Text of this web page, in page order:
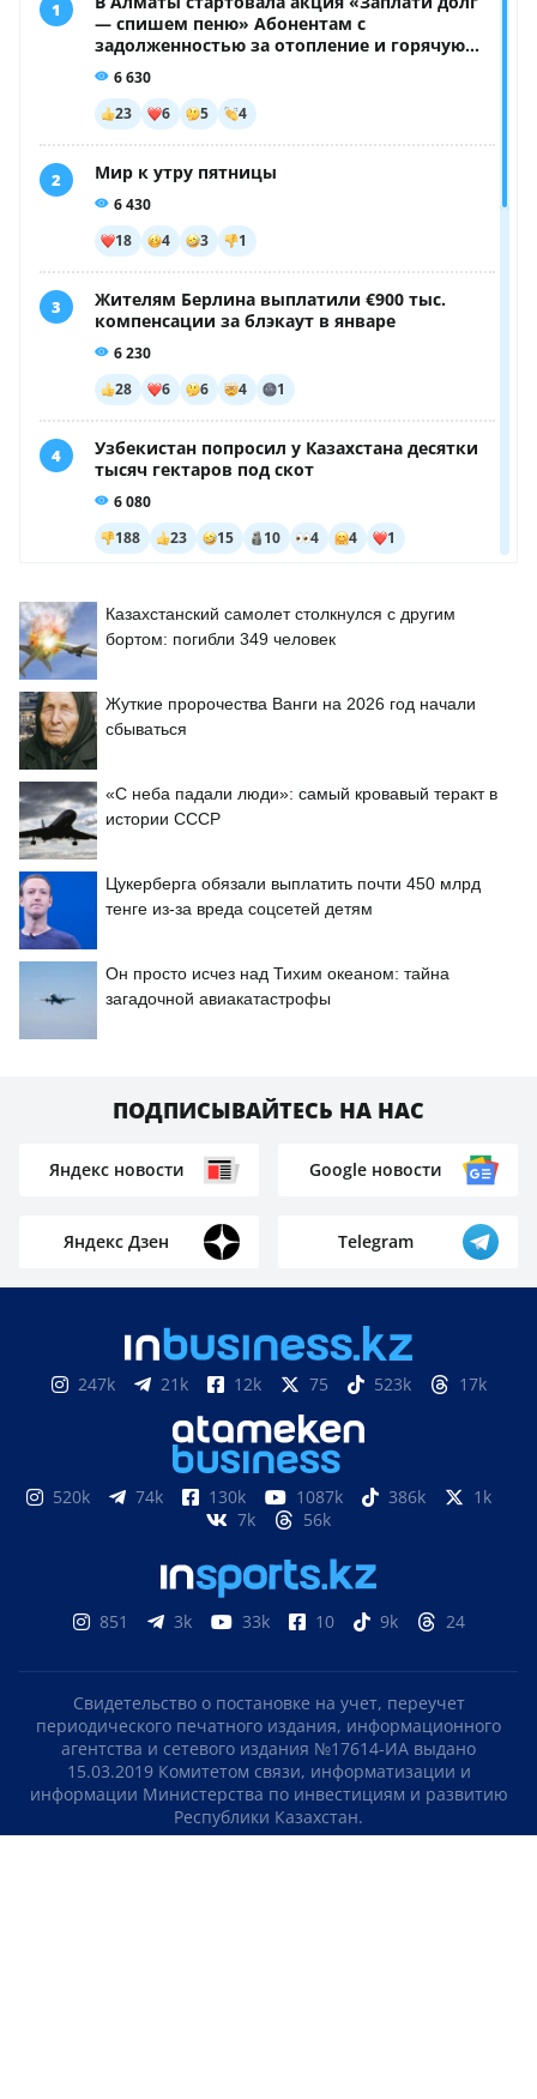
Казахстанский самолет столкнулся с другим
бортом: погибли 349 человек
Жуткие пророчества Ванги на 2026 год начали
сбываться
«С неба падали люди»: самый кровавый теракт в
истории СССР
Цукерберга обязали выплатить почти 450 млрд
тенге из-за вреда соцсетей детям
Он просто исчез над Тихим океаном: тайна
загадочной авиакатастрофы
ПОДПИСЫВАЙТЕСЬ НА НАС
Яндекс новости Google новости
Яндекс Дзен Telegram
247k 21k 12k 75 523k 17k
520k 74k 130k 1087k 386k
1k
7k
56k
851 3k 33k 10 9k 24
Свидетельство о постановке на учет, переучет
периодического печатного издания, информационного
агентства и сетевого издания №17614-ИА выдано
15.03.2019 Комитетом связи, информатизации и
информации Министерства по инвестициям и развитию
Республики Казахстан.